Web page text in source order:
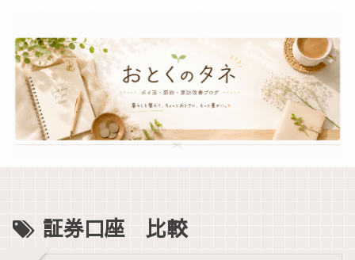
証券口座 比較